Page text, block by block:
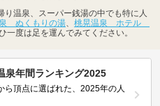
温泉、スーパー銭湯の中でも特に人
ぬくもりの湯
桃晃温泉 ホテル
一度は足を運んでみてください。
泉年間ランキング2025
ら頂点に選ばれた、2025年の人